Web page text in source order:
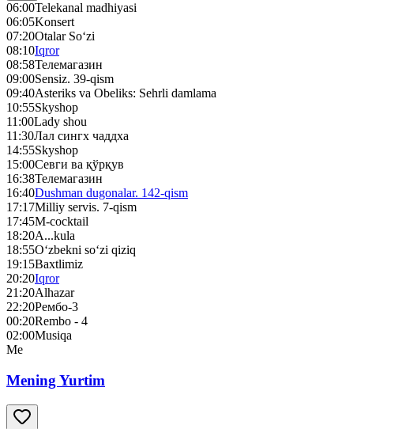
06:00Telekanal madhiyasi
06:05Konsert
07:20Otalar So‘zi
08:10Iqror
08:58Телемагазин
09:00Sensiz. 39-qism
09:40Asteriks va Obeliks: Sehrli damlama
10:55Skyshop
11:00Lady shou
11:30Лал сингх чаддха
14:55Skyshop
15:00Севги ва қўрқув
16:38Телемагазин
16:40Dushman dugonalar. 142-qism
17:17Milliy servis. 7-qism
17:45M-cocktail
18:20A...kula
18:55O‘zbekni so‘zi qiziq
19:15Baxtlimiz
20:20Iqror
21:20Alhazar
22:20Рембо-3
00:20Rembo - 4
02:00Musiqa
Me
Mening Yurtim